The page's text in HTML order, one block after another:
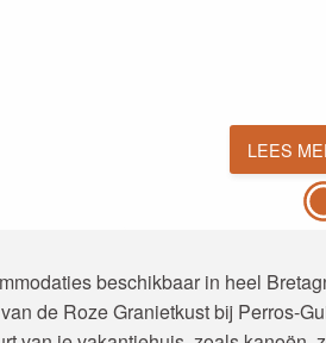
LEES
beschikbaar in heel
de Roze Granietkust bij Perros-